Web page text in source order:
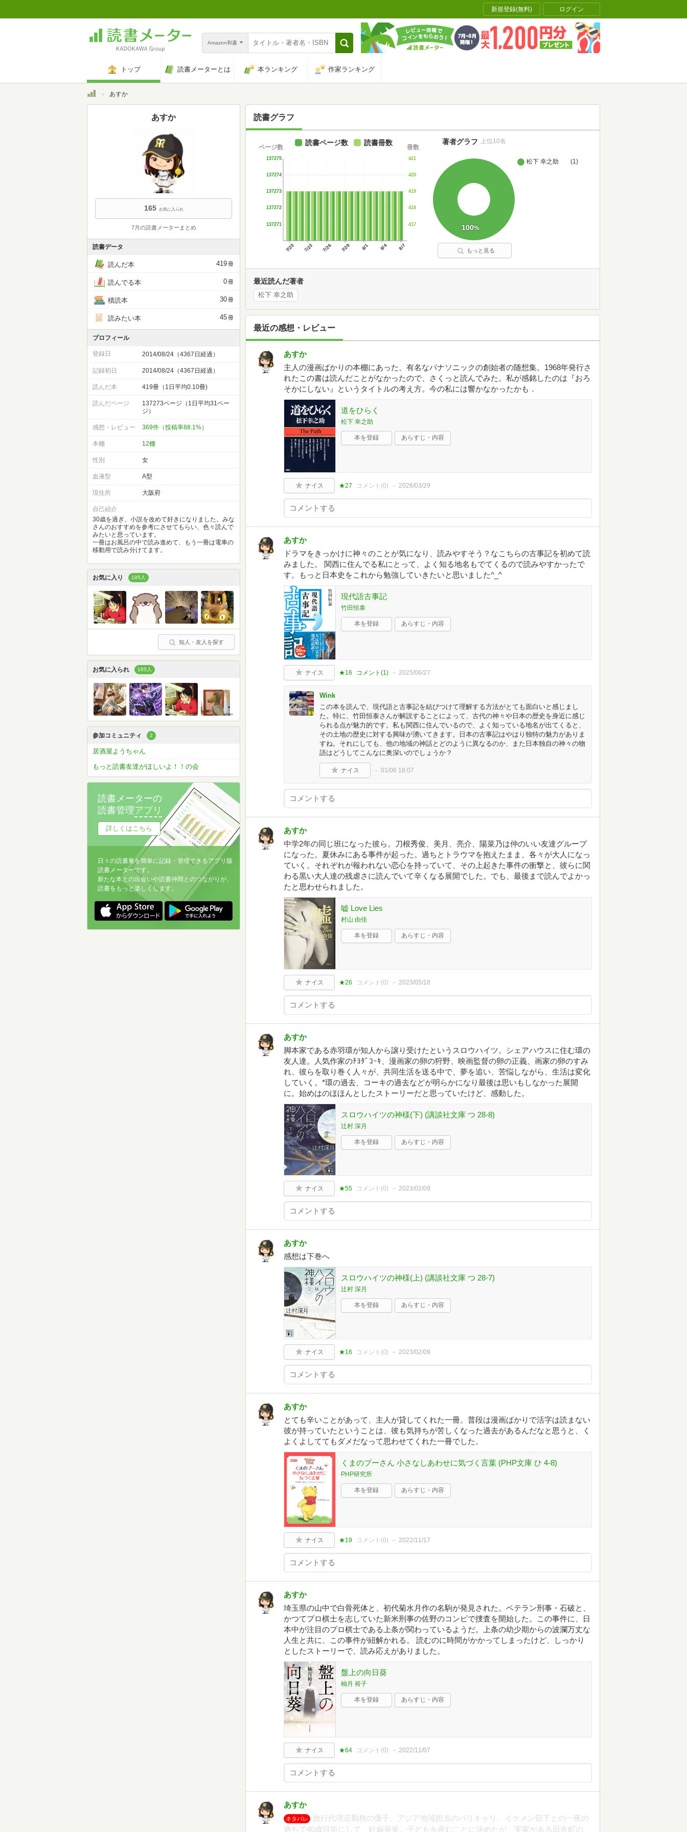
新規登録(無料) ログイン
Amazon和書
トップ 読書メーターとは 本ランキング 作家ランキング
トップあすか
読書グラフ
7/20 7/23 7/26 7/29 8/1 8/4 8/7
137271
137272
137273
137274
137275
ページ数
417
418
419
420
421
冊数
読書ページ数 読書冊数
松下 幸之助 (1)
100%
著者グラフ 上位10名
もっと見る
最近読んだ著者
松下 幸之助
最近の感想・レビュー
あすか
主人の漫画ばかりの本棚にあった、有名なパナソニックの創始者の随想集。1968年発行さ
れたこの書は読んだことがなかったので、さくっと読んでみた。私が感銘したのは『おろ
そかにしない』というタイトルの考え方。今の私には響かなかったかも．
道をひらく
松下 幸之助
本を登録 あらすじ・内容
ナイス ★27 コメント(0) 2026/03/29
あすか
ドラマをきっかけに神々のことが気になり、読みやすそう？なこちらの古事記を初めて読
みました。 関西に住んでる私にとって、よく知る地名もでてくるので読みやすかったで
す。もっと日本史をこれから勉強していきたいと思いました^_^
現代語古事記
竹田恒泰
本を登録 あらすじ・内容
ナイス ★16 コメント(1 ) 2025/06/27
Wink
この本を読んで、現代語と古事記を結びつけて理解する方法がとても面白いと感じまし
た。特に、竹田恒泰さんが解説することによって、古代の神々や日本の歴史を身近に感じ
られる点が魅力的です。私も関西に住んでいるので、よく知っている地名が出てくると、
その土地の歴史に対する興味が湧いてきます。日本の古事記はやはり独特の魅力がありま
すね。それにしても、他の地域の神話とどのように異なるのか、また日本独自の神々の物
語はどうしてこんなに奥深いのでしょうか？
ナイス 01/06 18:07
あすか
中学2年の同じ班になった彼ら。刀根秀俊、美月、亮介、陽菜乃は仲のいい友達グループ
になった。夏休みにある事件が起った。過ちとトラウマを抱えたまま、各々が大人になっ
ていく。それぞれが報われない恋心を持っていて、その上起きた事件の衝撃と、彼らに関
わる黒い大人達の残虐さに読んでいて辛くなる展開でした。でも、最後まで読んでよかっ
たと思わせられました。
嘘 Love Lies
村山 由佳
本を登録 あらすじ・内容
ナイス ★26 コメント(0) 2023/05/18
あすか
脚本家である赤羽環が知人から譲り受けたというスロウハイツ。シェアハウスに住む環の
友人達。人気作家のﾁﾖﾀﾞｺｰｷ、漫画家の卵の狩野、映画監督の卵の正義、画家の卵のすみ
れ、彼らを取り巻く人々が、共同生活を送る中で、夢を追い、苦悩しながら、生活は変化
していく。*環の過去、コーキの過去などが明らかになり最後は思いもしなかった展開
に。始めはのほほんとしたストーリーだと思っていたけど、感動した。
スロウハイツの神様(下) (講談社文庫 つ 28-8)
辻村 深月
本を登録 あらすじ・内容
ナイス ★55 コメント(0) 2023/02/09
あすか
感想は下巻へ
スロウハイツの神様(上) (講談社文庫 つ 28-7)
辻村 深月
本を登録 あらすじ・内容
ナイス ★16 コメント(0) 2023/02/09
あすか
とても辛いことがあって、主人が貸してくれた一冊。普段は漫画ばかりで活字は読まない
彼が持っていたということは、彼も気持ちが苦しくなった過去があるんだなと思うと、く
よくよしててもダメだなって思わせてくれた一冊でした。
くまのプーさん 小さなしあわせに気づく言葉 (PHP文庫 ひ 4-8)
PHP研究所
本を登録 あらすじ・内容
ナイス ★19 コメント(0) 2022/11/17
あすか
埼玉県の山中で白骨死体と、初代菊水月作の名駒が発見された。ベテラン刑事・石破と、
かつてプロ棋士を志していた新米刑事の佐野のコンビで捜査を開始した。この事件に、日
本中が注目のプロ棋士である上条が関わっているようだ。上条の幼少期からの波瀾万丈な
人生と共に、この事件が紐解かれる。 読むのに時間がかかってしまったけど、しっかり
としたストーリーで、読み応えがありました。
盤上の向日葵
柚月 裕子
本を登録 あらすじ・内容
ナイス ★64 コメント(0) 2022/11/07
あすか
ネタバレ
旅行代理店勤務の優子。アジア地域担当のバリキャリ。イケメン部下との一夜の
過ちで40歳目前にして、妊娠発覚。子どもを産むことに決めたが、実家がある田舎町の
あすか
165 お気に入られ
7月の読書メーターまとめ
読書データ
読んだ本 419冊
読んでる本 0冊
積読本 30冊
読みたい本 45冊
プロフィール
登録日 2014/08/24（4367日経過）
記録初日 2014/08/24（4367日経過）
読んだ本 419冊（1日平均0.10冊)
読んだページ
137273ページ（1日平均31ペー
ジ）
感想・レビュー 369件（投稿率88.1%）
本棚 12棚
性別 女
血液型 A型
現住所 大阪府
自己紹介
30歳を過ぎ、小説を改めて好きになりました。みな
さんのおすすめを参考にさせてもらい、色々読んで
みたいと思っています。
一冊はお風呂の中で読み進めて、もう一冊は電車の
移動用で読み分けてます。
お気に入り 195人
知人・友人を探す
お気に入られ 165人
参加コミュニティ 2
居酒屋ようちゃん
もっと読書友達がほしいよ！！の会
読書メーターの
読書管理アプリ
詳しくはこちら
日々の読書量を簡単に記録・管理できるアプリ版
読書メーターです。
新たな本との出会いや読書仲間とのつながりが、
読書をもっと楽しくします。